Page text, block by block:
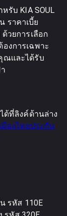
รับ KIA SOUL
ราคาเบี้ย
วยการเลือก
งการเฉพาะ
ณและได้รับ
ด้ที่ลิงค์ด้านล่าง
องไทยประกัน
รหัส 110E